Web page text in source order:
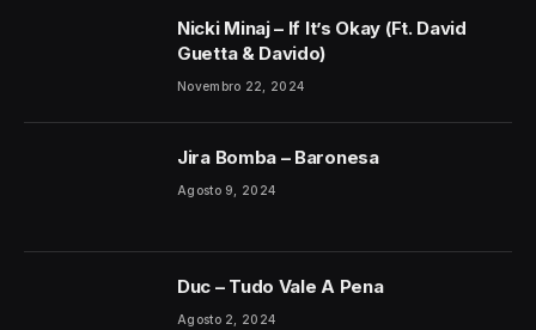
Nicki Minaj – If It’s Okay (Ft. David
Guetta & Davido)
Novembro 22, 2024
Jira Bomba – Baronesa
Agosto 9, 2024
Duc – Tudo Vale A Pena
Agosto 2, 2024